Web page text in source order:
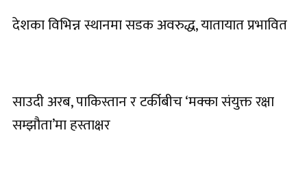
देशका विभिन्न स्थानमा सडक अवरुद्ध, यातायात प्रभावित
साउदी अरब, पाकिस्तान र टर्कीबीच ‘मक्का संयुक्त रक्षा
सम्झौता’मा हस्ताक्षर